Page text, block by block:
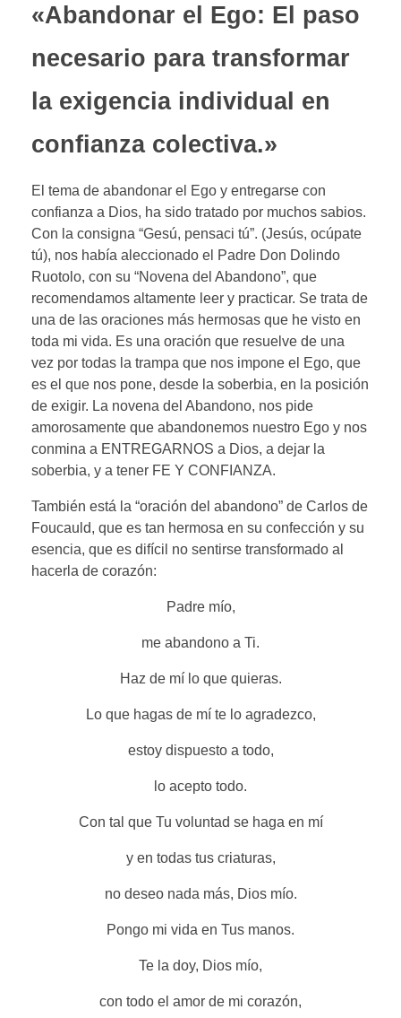
«Abandonar el Ego: El paso
necesario para transformar
la exigencia individual en
confianza colectiva.»
El tema de abandonar el Ego y entregarse con
confianza a Dios, ha sido tratado por muchos sabios.
Con la consigna “Gesú, pensaci tú”. (Jesús, ocúpate
tú), nos había aleccionado el Padre Don Dolindo
Ruotolo, con su “Novena del Abandono”, que
recomendamos altamente leer y practicar. Se trata de
una de las oraciones más hermosas que he visto en
toda mi vida. Es una oración que resuelve de una
vez por todas la trampa que nos impone el Ego, que
es el que nos pone, desde la soberbia, en la posición
de exigir. La novena del Abandono, nos pide
amorosamente que abandonemos nuestro Ego y nos
conmina a ENTREGARNOS a Dios, a dejar la
soberbia, y a tener FE Y CONFIANZA.
También está la “oración del abandono” de Carlos de
Foucauld, que es tan hermosa en su confección y su
esencia, que es difícil no sentirse transformado al
hacerla de corazón:
Padre mío,
me abandono a Ti.
Haz de mí lo que quieras.
Lo que hagas de mí te lo agradezco,
estoy dispuesto a todo,
lo acepto todo.
Con tal que Tu voluntad se haga en mí
y en todas tus criaturas,
no deseo nada más, Dios mío.
Pongo mi vida en Tus manos.
Te la doy, Dios mío,
con todo el amor de mi corazón,